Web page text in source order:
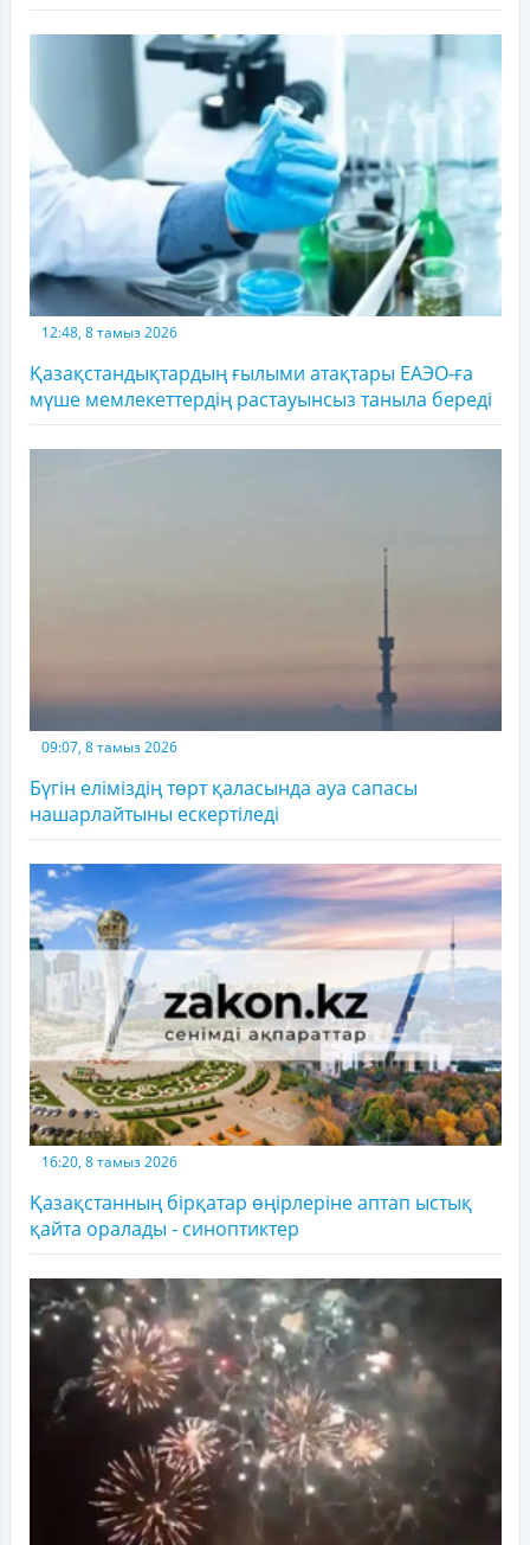
12:48, 8 тамыз 2026
Қазақстандықтардың ғылыми атақтары ЕАЭО-ға
мүше мемлекеттердің растауынсыз таныла береді
09:07, 8 тамыз 2026
Бүгін еліміздің төрт қаласында ауа сапасы
нашарлайтыны ескертіледі
16:20, 8 тамыз 2026
Қазақстанның бірқатар өңірлеріне аптап ыстық
қайта оралады - синоптиктер